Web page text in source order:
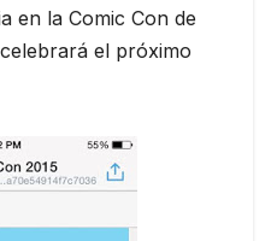
en la Comic Con de
el próximo